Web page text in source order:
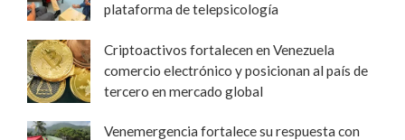
plataforma de telepsicología
Criptoactivos fortalecen en Venezuela
comercio electrónico y posicionan al país de
tercero en mercado global
Venemergencia fortalece su respuesta con